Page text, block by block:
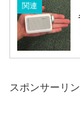
関連
スポンサーリ